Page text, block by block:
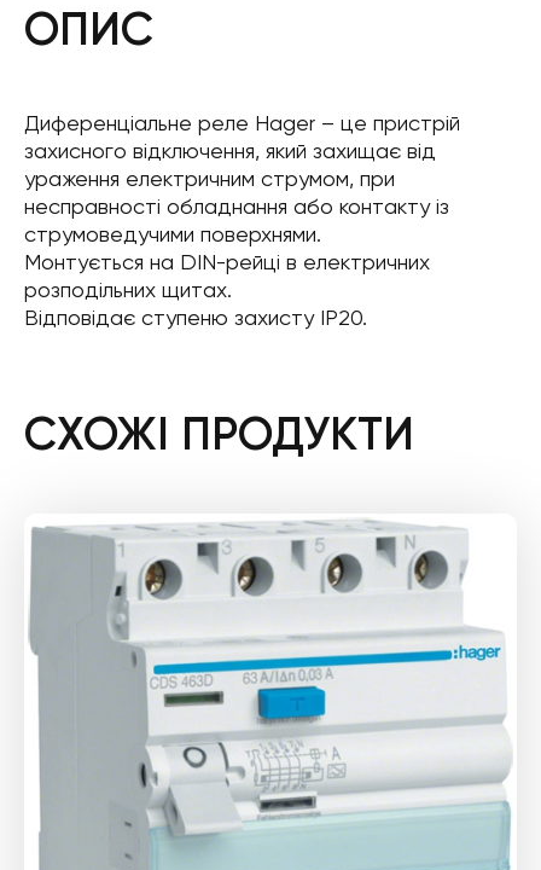
ОПИС
Диференціальне реле Hager – це пристрій
захисного відключення, який захищає від
ураження електричним струмом, при
несправності обладнання або контакту із
струмоведучими поверхнями.
Монтується на DIN-рейці в електричних
розподільних щитах.
Відповідає ступеню захисту IP20.
СХОЖІ ПРОДУКТИ